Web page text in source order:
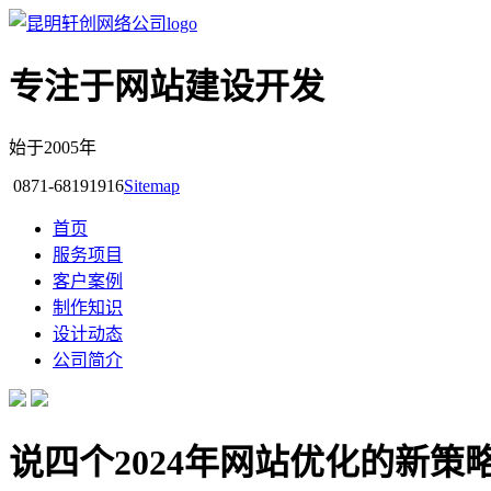
专注于网站建设开发
始于2005年
0871-68191916Sitemap
首页
服务项目
客户案例
制作知识
设计动态
公司简介
说四个2024年网站优化的新策